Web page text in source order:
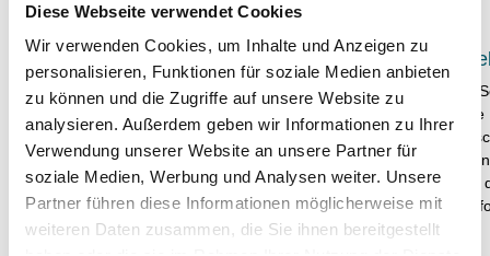
Diese Webseite verwendet Cookies
Wir verwenden Cookies, um Inhalte und Anzeigen zu
personalisieren, Funktionen für soziale Medien anbieten
zu können und die Zugriffe auf unsere Website zu
analysieren. Außerdem geben wir Informationen zu Ihrer
Verwendung unserer Website an unsere Partner für
soziale Medien, Werbung und Analysen weiter. Unsere
Partner führen diese Informationen möglicherweise mit
weiteren Daten zusammen, die Sie ihnen bereitgestellt
Für Patient:innen
EM-Ticket
Wir gratulieren
Selektion für
freuen uns,
unterstützen zu
grossartigen